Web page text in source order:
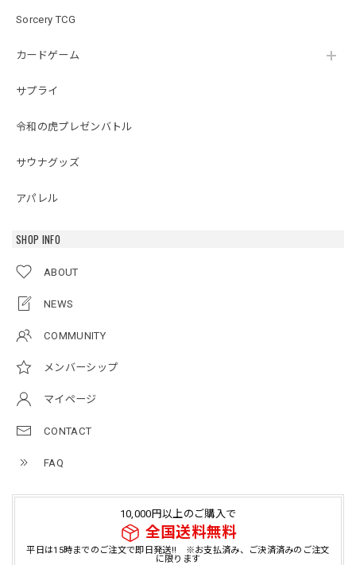
Sorcery TCG
カードゲーム
サプライ
令和の虎プレゼンバトル
サウナグッズ
アパレル
SHOP INFO
ABOUT
NEWS
COMMUNITY
メンバーシップ
マイページ
CONTACT
FAQ
10,000円以上のご購入で
全国送料無料
平日は15時までのご注文で即日発送!! ※お支払済み、ご決済済みのご注文
に限ります